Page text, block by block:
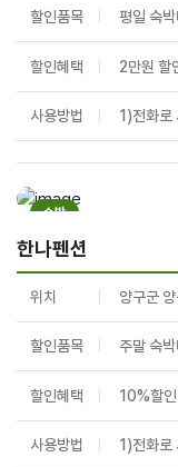
할인품목 평일 숙박
할인혜택 2만원 할
사용방법 1)전화로
숙박
한나펜션
위치 양구군
할인품목 주말 숙박
할인혜택 10%할인
사용방법 1)전화로